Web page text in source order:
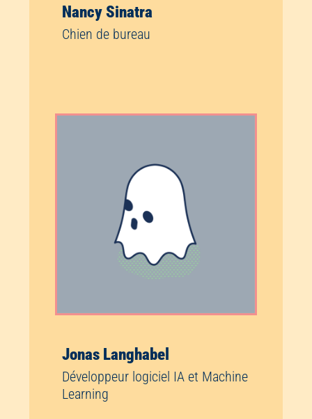
Nancy Sinatra
Chien de bureau
Jonas Langhabel
Développeur logiciel IA et Machine
Learning